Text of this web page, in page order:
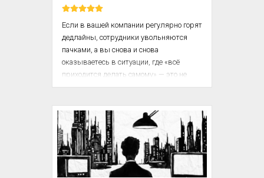
Если в вашей компании регулярно горят
дедлайны, сотрудники увольняются
пачками, а вы снова и снова
оказываетесь в ситуации, где «всё
приходится делать самому» — это не
просто неудачный период. Это
можете понять, в чём именно она
заключается, — скорее всего, вы просто
не умеете правильно собирать данные
для принятия решений. Не спешите
расстраиваться: с этим сталкиваются
даже опытные и умные руководители.